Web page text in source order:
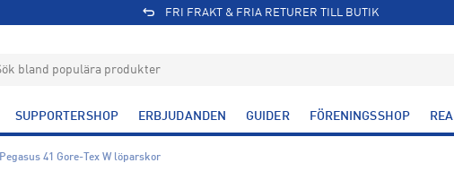
FRI FRAKT & FRIA RETURER TILL BUTIK
SUPPORTERSHOP ERBJUDANDEN GUIDER FÖRENINGSSHOP REA
Pegasus 41 Gore-Tex W löparskor